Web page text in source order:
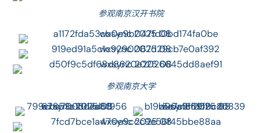
参观南京汉开书院
参观南京大学